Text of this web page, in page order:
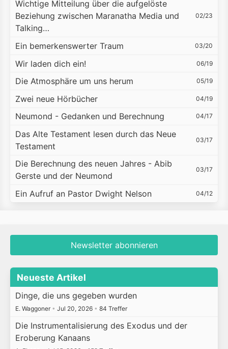
Wichtige Mitteilung über die aufgelöste
Beziehung zwischen Maranatha Media und
Talking…
02/23
Ein bemerkenswerter Traum 03/20
Wir laden dich ein! 06/19
Die Atmosphäre um uns herum 05/19
Zwei neue Hörbücher 04/19
Neumond - Gedanken und Berechnung 04/17
Das Alte Testament lesen durch das Neue
Testament
03/17
Die Berechnung des neuen Jahres - Abib
Gerste und der Neumond
03/17
Ein Aufruf an Pastor Dwight Nelson 04/12
Newsletter abonnieren
Neueste Artikel
Dinge, die uns gegeben wurden
E. Waggoner • Jul 20, 2026 • 84 Treffer
Die Instrumentalisierung des Exodus und der
Eroberung Kanaans